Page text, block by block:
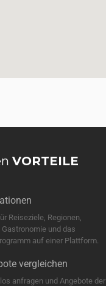
VORTEILE
Reiseziele, Regionen,
Gastronomie und das
auf einer Plattform.
vergleichen
anfragen und Angebote der